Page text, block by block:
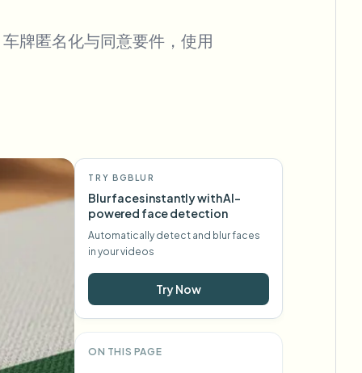
Government Agency Advertising Agency
牌匿名化与同意要件，使用
TRY BGBLUR
Blur faces instantly with AI-
powered face detection
Automatically detect and blur faces
in your videos
Try Now
ON THIS PAGE